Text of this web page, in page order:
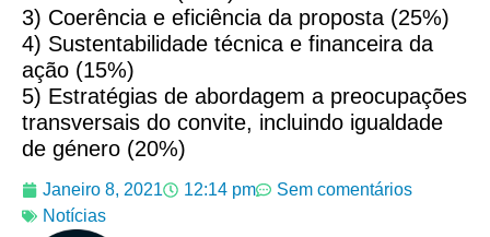
3) Coerência e eficiência da proposta (25%)
4) Sustentabilidade técnica e financeira da
ação (15%)
5) Estratégias de abordagem a preocupações
transversais do convite, incluindo igualdade
de género (20%)
Janeiro 8, 2021 12:14 pm
Sem comentários
Notícias